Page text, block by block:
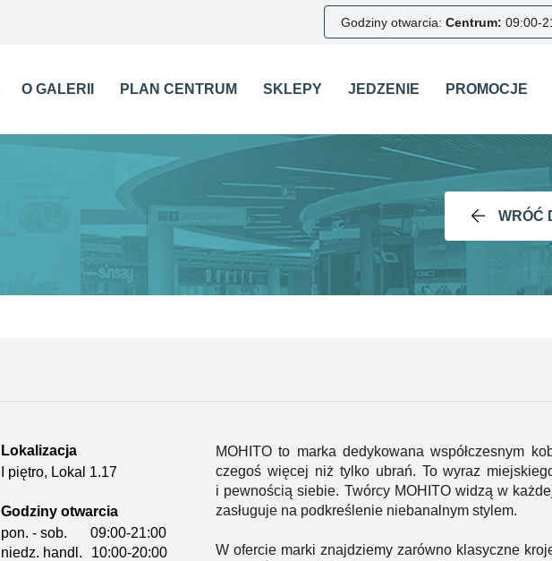
Godziny otwarcia: Centrum: 09:00-
O GALERII PLAN CENTRUM SKLEPY JEDZENIE PROMOCJE
WRÓĆ
Lokalizacja
I piętro, Lokal 1.17
Godziny otwarcia
pon. - sob.
09:00-21:00
niedz. handl.
10:00-20:00
MOHITO to marka dedykowana współczesnym
czegoś więcej niż tylko ubrań. To wyraz
i pewnością siebie. Twórcy MOHITO widzą w
zasługuje na podkreślenie niebanalnym stylem.
W ofercie marki znajdziemy zarówno klasyczne